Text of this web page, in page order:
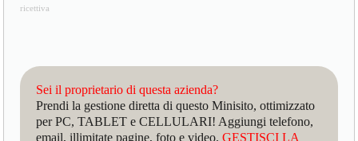
ricettiva
Sei il proprietario di questa azienda?
Prendi la gestione diretta di questo Minisito, ottimizzato
per PC, TABLET e CELLULARI! Aggiungi telefono,
email, illimitate pagine, foto e video.GESTISCI LA